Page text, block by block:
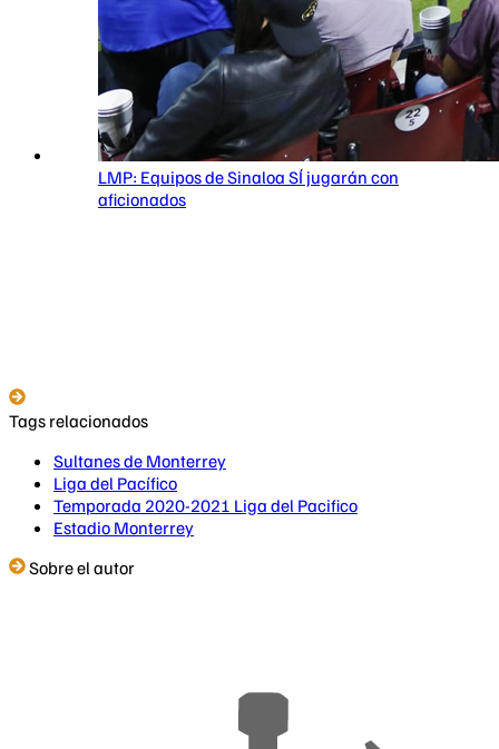
LMP: Equipos de Sinaloa SÍ jugarán con
aficionados
Tags relacionados
Sultanes de Monterrey
Liga del Pacífico
Temporada 2020-2021 Liga del Pacifico
Estadio Monterrey
Sobre el autor